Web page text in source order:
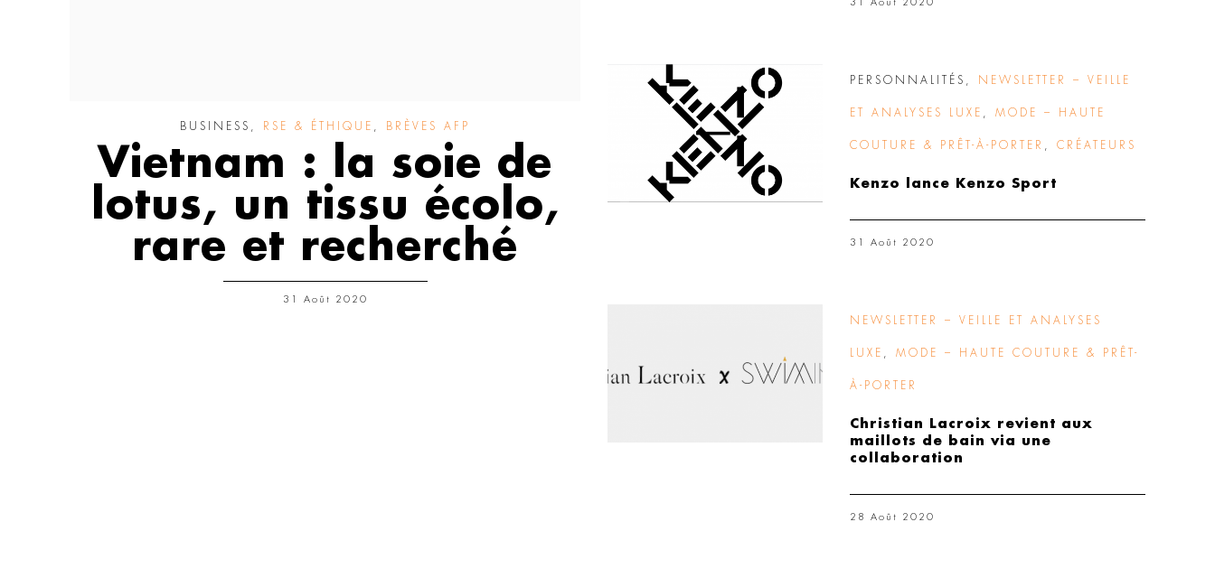
BUSINESS RSE & ÉTHIQUE BRÈVES AFP
Vietnam : la soie de
lotus, un tissu écolo,
rare et recherché
31 Août 2020
31 Août 2020
PERSONNALITÉS NEWSLETTER – VEILLE
ET ANALYSES LUXE MODE – HAUTE
COUTURE & PRÊT-À-PORTER CRÉATEURS
Kenzo lance Kenzo Sport
31 Août 2020
NEWSLETTER – VEILLE ET ANALYSES
LUXE MODE – HAUTE COUTURE & PRÊT-
À-PORTER
Christian Lacroix revient aux
maillots de bain via une
collaboration
28 Août 2020